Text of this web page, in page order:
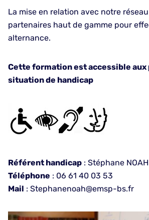
La mise en relation avec notre
partenaires haut de gamme pour
alternance.
Cette formation est accessible aux
situation de handicap
Référent handicap : Stéphane NOAH
Téléphone : 06 61 40 03 53
Mail : Stephanenoah@emsp-bs.fr